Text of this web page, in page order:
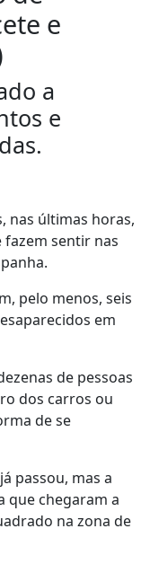
e
a
e
nas últimas horas,
fazem sentir nas
pelo menos, seis
em
de pessoas
dos carros ou
de se
passou, mas a
que chegaram a
na zona de